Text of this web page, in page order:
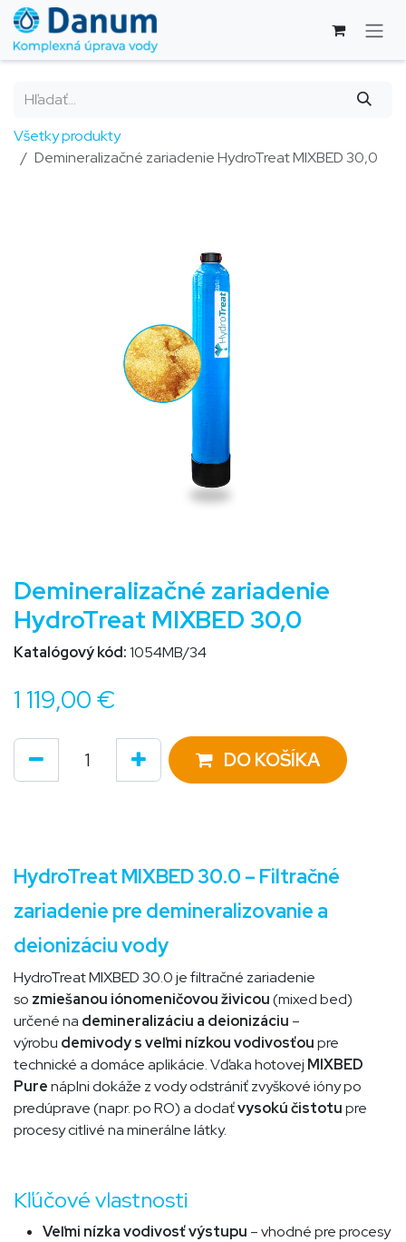
Skip to Content
Všetky produkty
Demineralizačné zariadenie HydroTreat MIXBED 30,0
Demineralizačné zariadenie
HydroTreat MIXBED 30,0
Katalógový kód:1054MB/34
1 119,00 €
DO KOŠÍKA
HydroTreat MIXBED 30.0 – Filtračné
zariadenie pre demineralizovanie a
deionizáciu vody
HydroTreat MIXBED 30.0 je filtračné zariadenie
so zmiešanou iónomeničovou živicou(mixed bed)
určené na demineralizáciu a deionizáciu –
výrobu demivody s veľmi nízkou vodivosťoupre
technické a domáce aplikácie. Vďaka hotovej MIXBED
Purenáplni dokáže z vody odstrániť zvyškové ióny po
predúprave (napr. po RO) a dodaťvysokú čistotupre
procesy citlivé na minerálne látky.
Kľúčové vlastnosti
Veľmi nízka vodivosť výstupu – vhodné pre procesy